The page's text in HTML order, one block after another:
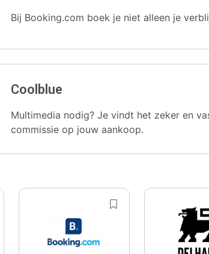
Bij Booking.com boek je niet alleen je
Coolblue
Multimedia nodig? Je vindt het zeker en
commissie op jouw aankoop.